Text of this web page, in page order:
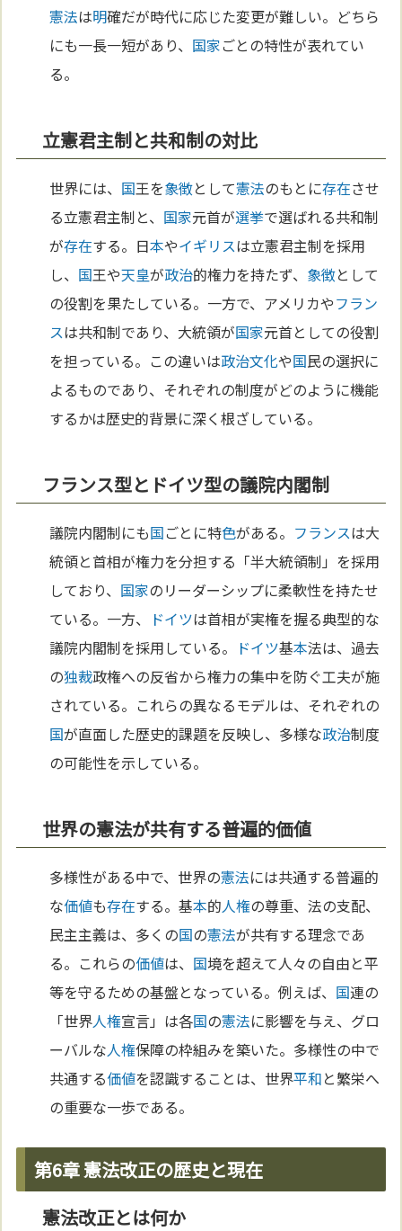
憲法は明確だが時代に応じた変更が難しい。どちら
にも一長一短があり、 国家ごとの特性が表れてい
る。
立憲君主制と共和制の対比
世界には、 国王を象徴として憲法のもとに存在させ
る立憲君主制と、 国家元首が選挙で選ばれる共和制
が存在する。日本やイギリスは立憲君主制を採用
し、 国王や天皇が政治的権力を持たず、 象徴として
の役割を果たしている。一方で、アメリカやフラン
スは共和制であり、大統領が国家元首としての役割
を担っている。この違いは政治文化や国民の選択に
よるものであり、それぞれの制度がどのように機能
するかは歴史的背景に深く根ざしている。
フランス型とドイツ型の議院内閣制
議院内閣制にも国ごとに特色がある。 フランスは大
統領と首相が権力を分担する「半大統領制」を採用
しており、 国家のリーダーシップに柔軟性を持たせ
ている。一方、 ドイツは首相が実権を握る典型的な
議院内閣制を採用している。 ドイツ基本法は、過去
の独裁政権への反省から権力の集中を防ぐ工夫が施
されている。これらの異なるモデルは、それぞれの
国が直面した歴史的課題を反映し、多様な政治制度
の可能性を示している。
世界の憲法が共有する普遍的価値
多様性がある中で、世界の憲法には共通する普遍的
な価値も存在する。基本的人権の尊重、法の支配、
民主主義は、多くの国の憲法が共有する理念であ
る。これらの価値は、 国境を超えて人々の自由と平
等を守るための基盤となっている。例えば、 国連の
「世界人権宣言」は各国の憲法に影響を与え、グロ
ーバルな人権保障の枠組みを築いた。多様性の中で
共通する価値を認識することは、世界平和と繁栄へ
の重要な一歩である。
第6章 憲法改正の歴史と現在
憲法改正とは何か